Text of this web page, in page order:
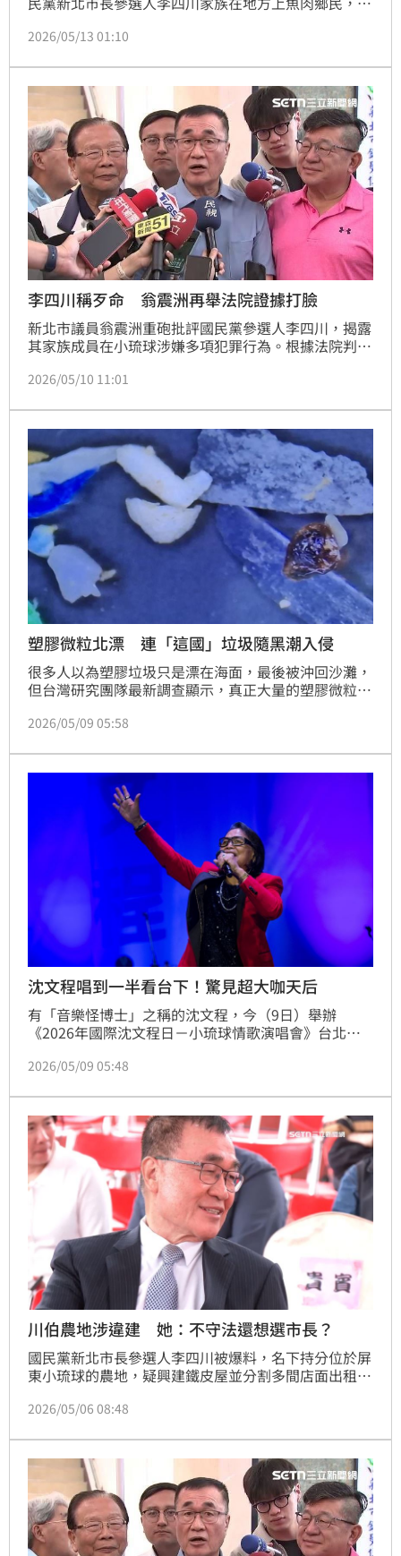
從事捕魚，並痛斥對方抹黑。對此，翁震州今（13）日
家族在小琉球危害鄉民，鄉民敢怒不敢言，「這種家族
根本不會做地方創生，而是『地方創傷』」。
2026/05/13 01:10
李四川稱歹命 翁震洲再舉法院證據打臉
新北市議員翁震洲重砲批評國民黨參選人李四川，揭露
其家族成員在小琉球涉嫌多項犯罪行為。根據法院判
漆及破壞工程，甚至在車內查獲武士刀。翁震洲質疑李
運受阻，並指出犯罪公司位於李四川持有的土地上。面
對李四川自稱捕魚世家的說法，翁震洲要求其正面回應
家族橫行霸道的爭議。
2026/05/10 11:01
塑膠微粒北漂 連「這國」垃圾隨黑潮入侵
很多人以為塑膠垃圾只是漂在海面，最後被沖回沙灘，
但台灣研究團隊最新調查顯示，真正大量的塑膠微粒其
食，悄悄進入整個海洋食物鏈。
2026/05/09 05:58
沈文程唱到一半看台下！驚見超大咖天后
有「音樂怪博士」之稱的沈文程，今（9日）舉辦
《2026年國際沈文程日－小琉球情歌演唱會》台北
天后鄭怡現身力挺。沈文程在台上得知後，忍不住當場
互動讓全場笑翻。
2026/05/09 05:48
川伯農地涉違建 她：不守法還想選市長？
國民黨新北市長參選人李四川被爆料，名下持分位於屏
東小琉球的農地，疑興建鐵皮屋並分割多間店面出租，
四川自稱工程專業，應該熟悉建築法規，結果卻知法犯
2026/05/06 08:48